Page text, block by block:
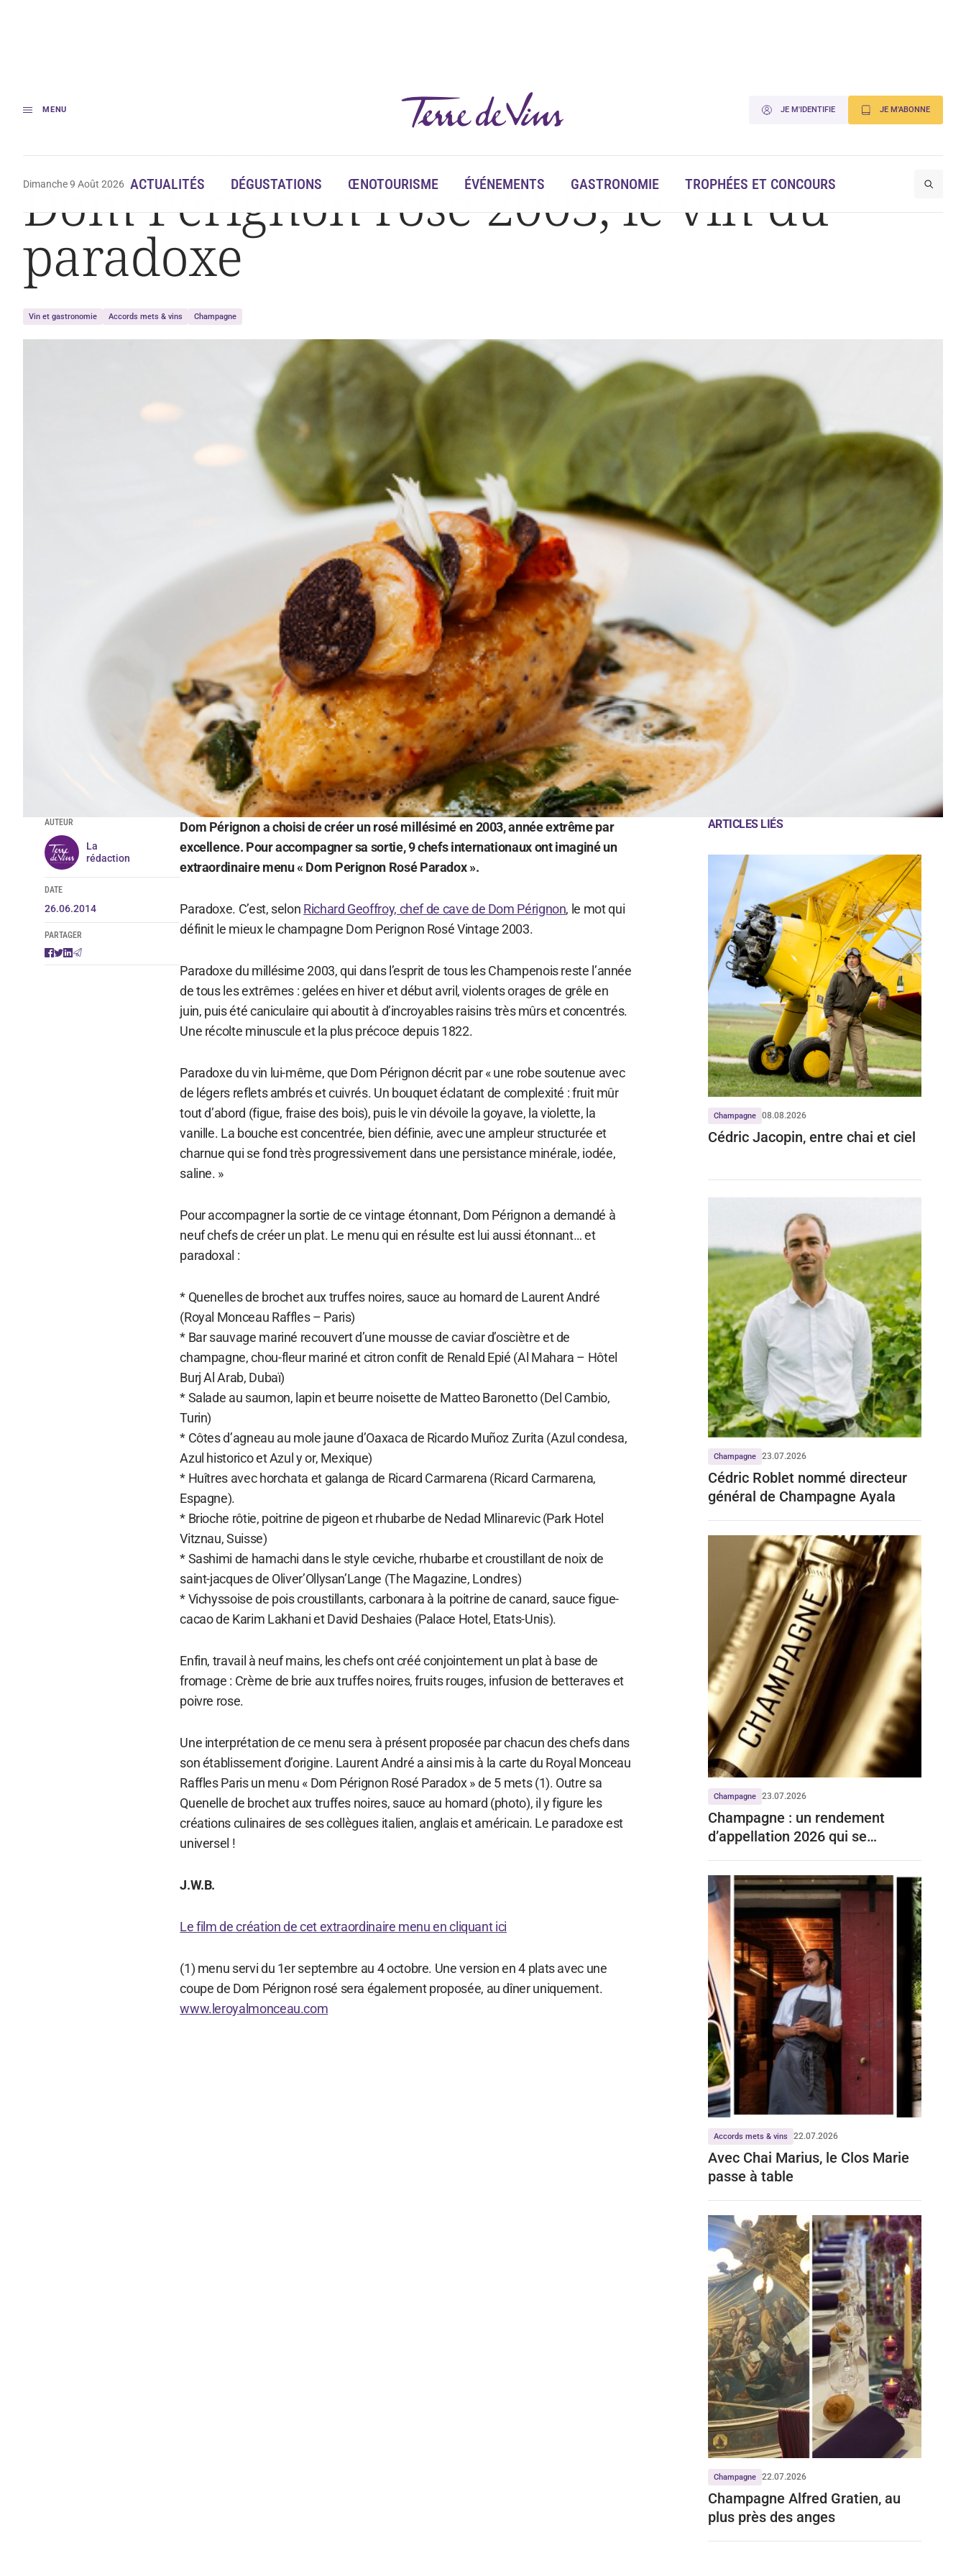
MENU JE M'IDENTIFIE JE M'ABONNE
Dimanche 9 Août 2026 ACTUALITÉS DÉGUSTATIONS ŒNOTOURISME ÉVÉNEMENTS GASTRONOMIE TROPHÉES ET CONCOURS
Accueil Dégustation Dom Pérignon rosé 2003, le vin du paradoxe
Dom Pérignon rosé 2003, le vin du
paradoxe
Vin et gastronomie Accords mets & vins Champagne
AUTEUR
La
rédaction
DATE
26.06.2014
PARTAGER
Dom Pérignon a choisi de créer un rosé millésimé en 2003, année extrême par
excellence. Pour accompagner sa sortie, 9 chefs internationaux ont imaginé un
extraordinaire menu « Dom Perignon Rosé Paradox ».
Paradoxe. C’est, selon Richard Geoffroy, chef de cave de Dom Pérignon, le mot qui
définit le mieux le champagne Dom Perignon Rosé Vintage 2003.
Paradoxe du millésime 2003, qui dans l’esprit de tous les Champenois reste l’année
de tous les extrêmes : gelées en hiver et début avril, violents orages de grêle en
juin, puis été caniculaire qui aboutit à d’incroyables raisins très mûrs et concentrés.
Une récolte minuscule et la plus précoce depuis 1822.
Paradoxe du vin lui-même, que Dom Pérignon décrit par « une robe soutenue avec
de légers reflets ambrés et cuivrés. Un bouquet éclatant de complexité : fruit mûr
tout d’abord (figue, fraise des bois), puis le vin dévoile la goyave, la violette, la
vanille. La bouche est concentrée, bien définie, avec une ampleur structurée et
charnue qui se fond très progressivement dans une persistance minérale, iodée,
saline. »
Pour accompagner la sortie de ce vintage étonnant, Dom Pérignon a demandé à
neuf chefs de créer un plat. Le menu qui en résulte est lui aussi étonnant… et
paradoxal :
* Quenelles de brochet aux truffes noires, sauce au homard de Laurent André
(Royal Monceau Raffles – Paris)
* Bar sauvage mariné recouvert d’une mousse de caviar d’osciètre et de
champagne, chou-fleur mariné et citron confit de Renald Epié (Al Mahara – Hôtel
Burj Al Arab, Dubaï)
* Salade au saumon, lapin et beurre noisette de Matteo Baronetto (Del Cambio,
Turin)
* Côtes d’agneau au mole jaune d’Oaxaca de Ricardo Muñoz Zurita (Azul condesa,
Azul historico et Azul y or, Mexique)
* Huîtres avec horchata et galanga de Ricard Carmarena (Ricard Carmarena,
Espagne).
* Brioche rôtie, poitrine de pigeon et rhubarbe de Nedad Mlinarevic (Park Hotel
Vitznau, Suisse)
* Sashimi de hamachi dans le style ceviche, rhubarbe et croustillant de noix de
saint-jacques de Oliver’Ollysan’Lange (The Magazine, Londres)
* Vichyssoise de pois croustillants, carbonara à la poitrine de canard, sauce figue-
cacao de Karim Lakhani et David Deshaies (Palace Hotel, Etats-Unis).
Enfin, travail à neuf mains, les chefs ont créé conjointement un plat à base de
fromage : Crème de brie aux truffes noires, fruits rouges, infusion de betteraves et
poivre rose.
Une interprétation de ce menu sera à présent proposée par chacun des chefs dans
son établissement d’origine. Laurent André a ainsi mis à la carte du Royal Monceau
Raffles Paris un menu « Dom Pérignon Rosé Paradox » de 5 mets (1). Outre sa
Quenelle de brochet aux truffes noires, sauce au homard (photo), il y figure les
créations culinaires de ses collègues italien, anglais et américain. Le paradoxe est
universel !
J.W.B.
Le film de création de cet extraordinaire menu en cliquant ici
(1) menu servi du 1er septembre au 4 octobre. Une version en 4 plats avec une
coupe de Dom Pérignon rosé sera également proposée, au dîner uniquement.
www.leroyalmonceau.com
ARTICLES LIÉS
Champagne 08.08.2026
Cédric Jacopin, entre chai et ciel
Champagne 23.07.2026
Cédric Roblet nommé directeur
général de Champagne Ayala
Champagne 23.07.2026
Champagne : un rendement
d’appellation 2026 qui se
Accords mets & vins 22.07.2026
Avec Chai Marius, le Clos Marie
passe à table
Champagne 22.07.2026
Champagne Alfred Gratien, au
plus près des anges